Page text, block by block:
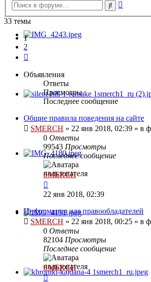
Поиск
33 темы
1
2
Объявления
Ответы
Просмотры
Последнее сообщение
Общие правила поведения на сайте
SMERCH » 22 янв 2018, 02:39 » в
0 Ответы
99543 Просмотры
Последнее сообщение
SMERCH
22 янв 2018, 02:39
Информация для правообладателей
SMERCH » 22 янв 2018, 00:25 » в
0 Ответы
82104 Просмотры
Последнее сообщение
SMERCH